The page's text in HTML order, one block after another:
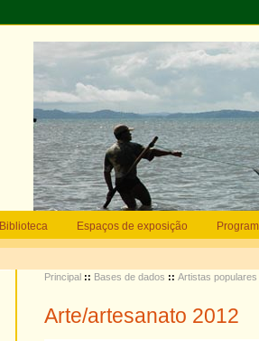
Biblioteca Espaços de exposição
Principal :: Bases de dados :: Artistas populares
Arte/artesanato 2012